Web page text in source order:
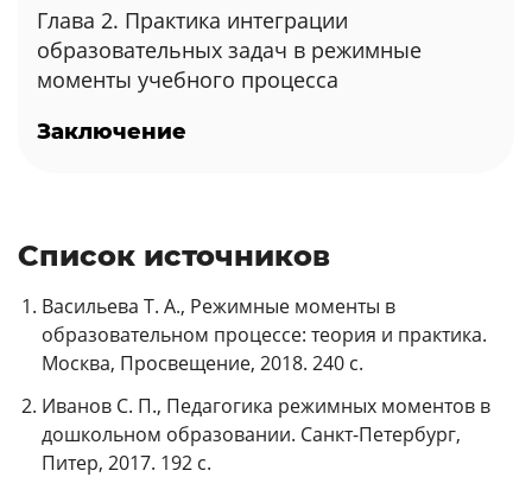
Глава 2. Практика интеграции
образовательных задач в режимные
моменты учебного процесса
Заключение
Список источников
Васильева Т. А., Режимные моменты в
образовательном процессе: теория и практика.
Москва, Просвещение, 2018. 240 с.
Иванов С. П., Педагогика режимных моментов в
дошкольном образовании. Санкт-Петербург,
Питер, 2017. 192 с.